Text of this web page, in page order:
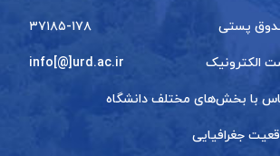
پستی ۳۷۱۸۵-۱۷۸
الکترونیک info[@]urd.ac.ir
با بخش‌های مختلف دانشگاه
جغرافیایی